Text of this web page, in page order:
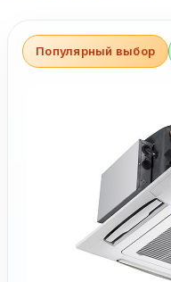
Популярный выбор